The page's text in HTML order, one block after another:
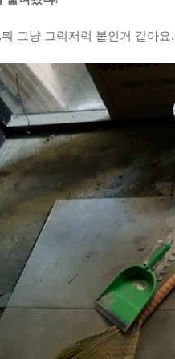
그냥 그럭저럭 붙인거 같아요